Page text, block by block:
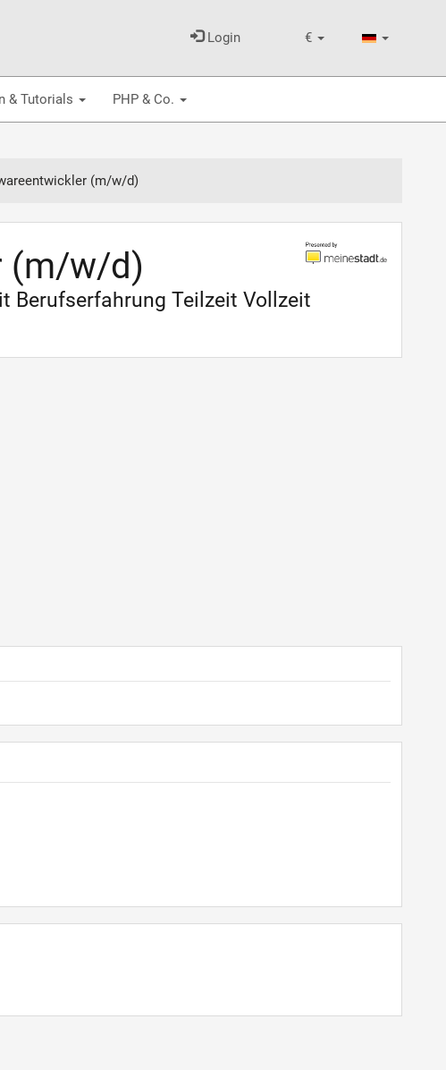
€
Login
& Tutorials PHP & Co.
(m/w/d)
(m/w/d)
Berufserfahrung Teilzeit Vollzeit